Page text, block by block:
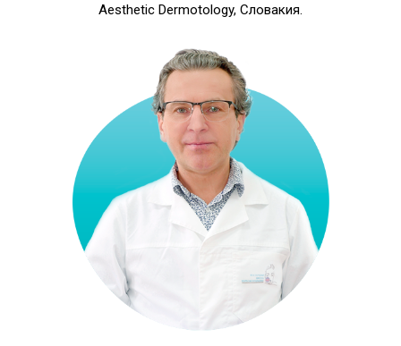
Aesthetic Dermotology, Словакия.